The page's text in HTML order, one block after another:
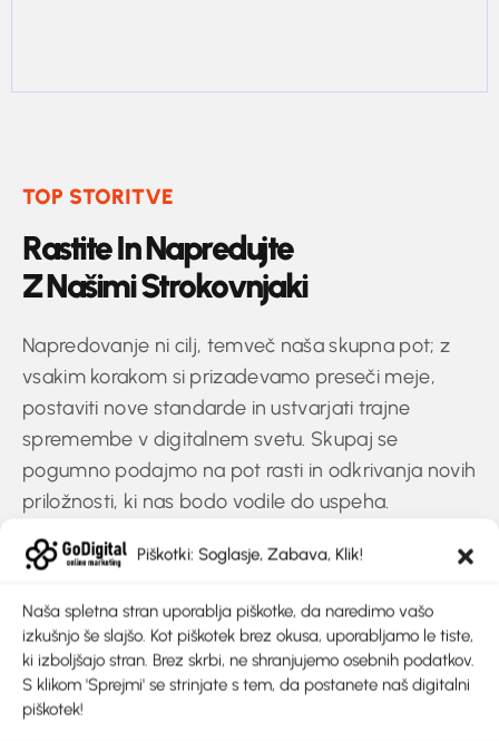
Piškotki: Soglasje, Zabava, Klik!
Naša spletna stran uporablja piškotke, da naredimo vašo
izkušnjo še slajšo. Kot piškotek brez okusa, uporabljamo le tiste,
ki izboljšajo stran. Brez skrbi, ne shranjujemo osebnih podatkov.
S klikom 'Sprejmi' se strinjate s tem, da postanete naš digitalni
piškotek!
TOP STORITVE
RastiteInNapredujte
ZNašimiStrokovnjaki
Napredovanje ni cilj, temveč naša skupna pot; z
vsakim korakom si prizadevamo preseči meje,
postaviti nove standarde in ustvarjati trajne
spremembe v digitalnem svetu. Skupaj se
pogumno podajmo na pot rasti in odkrivanja novih
priložnosti, ki nas bodo vodile do uspeha.
600+